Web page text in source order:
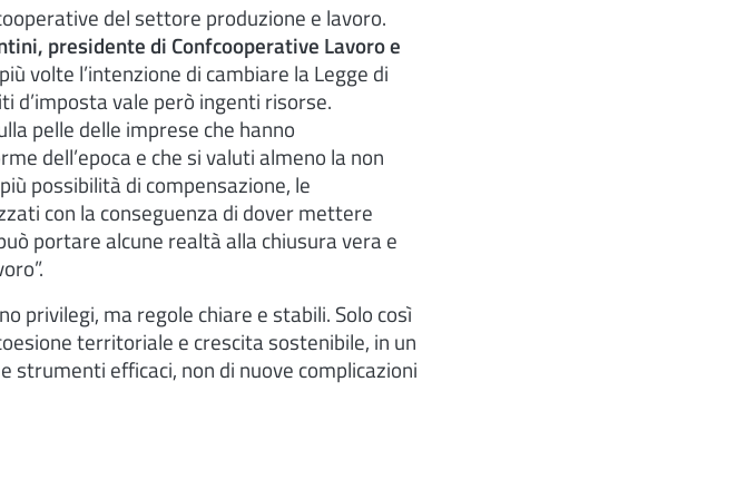
del settore produzione e lavoro.
presidente di Confcooperative Lavoro e
volte l’intenzione di cambiare la Legge di
d’imposta vale però ingenti risorse.
pelle delle imprese che hanno
dell’epoca e che si valuti almeno la non
possibilità di compensazione, le
con la conseguenza di dover mettere
portare alcune realtà alla chiusura vera e
privilegi, ma regole chiare e stabili. Solo così
territoriale e crescita sostenibile, in un
strumenti efficaci, non di nuove complicazioni